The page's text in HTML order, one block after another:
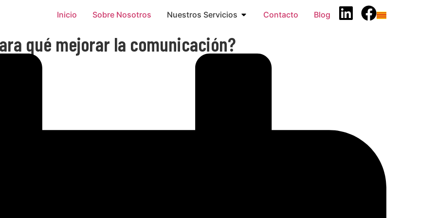
Inicio Sobre Nosotros Nuestros Servicios Contacto Blog
qué mejorar la comunicación?